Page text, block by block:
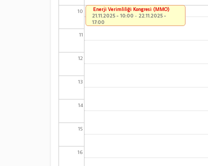
10
11
12
13
14
15
16
Enerji Verimliliği Kongresi (MMO)
21.11.2025 - 10:00 - 22.11.2025 -
17:00